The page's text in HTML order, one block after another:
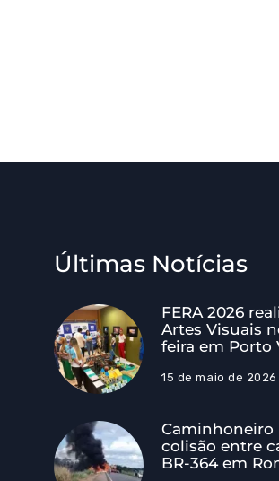
Últimas Notícias
FERA 2026
Artes Visuais
feira em Porto
15 de maio de 2026
Caminhoneiro
colisão entre
BR-364 em